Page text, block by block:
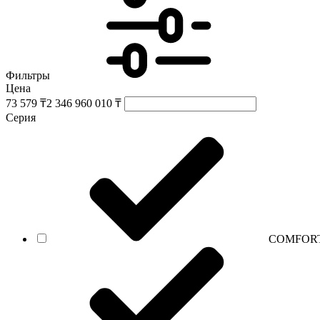
Фильтры
Цена
73 579 ₸2 346 960 010 ₸
Серия